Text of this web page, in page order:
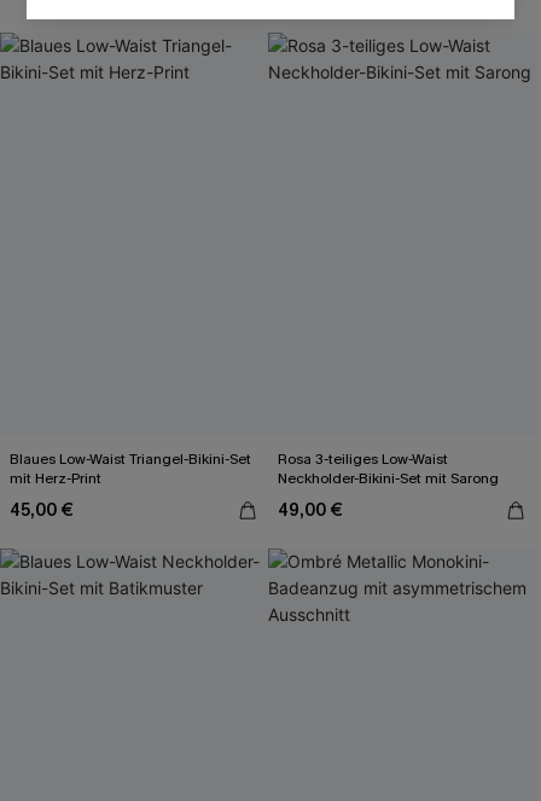
Blaues Low-Waist Triangel-Bikini-Set
mit Herz-Print
45,00 €
Rosa 3-teiliges Low-Waist
Neckholder-Bikini-Set mit Sarong
49,00 €